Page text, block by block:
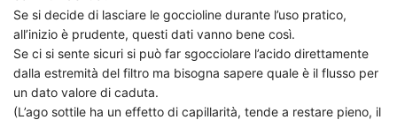
Se si decide di lasciare le goccioline durante l’uso pratico,
all’inizio è prudente, questi dati vanno bene così.
Se ci si sente sicuri si può far sgocciolare l’acido direttamente
dalla estremità del filtro ma bisogna sapere quale è il flusso per
un dato valore di caduta.
(L’ago sottile ha un effetto di capillarità, tende a restare pieno, il